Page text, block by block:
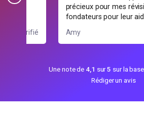
précieux pour mes révisions.
fondateurs pour leur aide !
Une note de 4,1 sur5 sur la
Rédiger un avis